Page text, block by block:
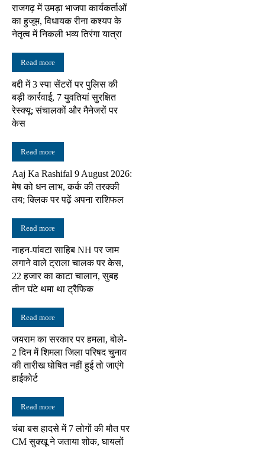
राजगढ़ में उमड़ा भाजपा कार्यकर्ताओं
का हुजूम, विधायक रीना कश्यप के
नेतृत्व में निकली भव्य तिरंगा यात्रा
Read more
बद्दी में 3 स्पा सेंटरों पर पुलिस की
बड़ी कार्रवाई, 7 युवतियां सुरक्षित
रेस्क्यू; संचालकों और मैनेजरों पर
केस
Read more
Aaj Ka Rashifal 9 August 2026:
मेष को धन लाभ, कर्क की तरक्की
तय; क्लिक पर पढ़ें अपना राशिफल
Read more
नाहन-पांवटा साहिब NH पर जाम
लगाने वाले ट्राला चालक पर केस,
22 हजार का काटा चालान, सुबह
तीन घंटे थमा था ट्रैफिक
Read more
जयराम का सरकार पर हमला, बोले-
2 दिन में शिमला जिला परिषद चुनाव
की तारीख घोषित नहीं हुई तो जाएंगे
हाईकोर्ट
Read more
चंबा बस हादसे में 7 लोगों की मौत पर
CM सुक्खू ने जताया शोक, घायलों